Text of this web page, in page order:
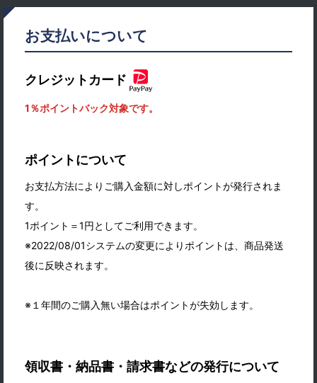
お支払いについて
クレジットカード
1％ポイントバック対象です。
ポイントについて
お支払方法によりご購入金額に対しポイントが発行されま
す。
1ポイント＝1円としてご利用できます。
※2022/08/01システムの変更によりポイントは、商品発送
後に反映されます。
※１年間のご購入無い場合はポイントが失効します。
領収書・納品書・請求書などの発行について